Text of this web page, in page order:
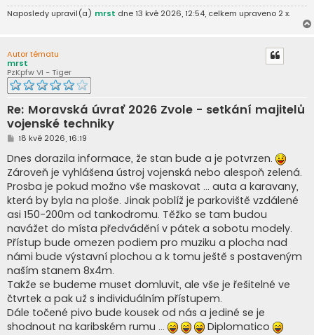
Naposledy upravil(a) mrst dne 13 kvě 2026, 12:54, celkem upraveno 2 x.
Autor tématu
mrst
PzKpfw VI - Tiger
Re: Moravská úvrať 2026 Zvole - setkání majitelů
vojenské techniky
P
í
s
p
ě
v
e
k
18 kvě 2026, 16:19
Dnes dorazila informace, že stan bude a je potvrzen.
Zároveň je vyhlášena ústroj vojenská nebo alespoň zelená.
Prosba je pokud možno vše maskovat ... auta a karavany,
která by byla na ploše. Jinak poblíž je parkoviště vzdálené
asi 150-200m od tankodromu. Těžko se tam budou
navážet do místa předvádění v pátek a sobotu modely.
Přístup bude omezen podiem pro muziku a plocha nad
námi bude výstavní plochou a k tomu ještě s postaveným
naším stanem 8x4m.
Takže se budeme muset domluvit, ale vše je řešitelné ve
čtvrtek a pak už s individuálním přístupem.
Dále točené pivo bude kousek od nás a jediné se je
shodnout na karibském rumu ...
Diplomatico